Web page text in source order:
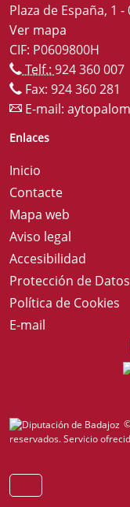
Plaza de España, 1
Ver mapa
CIF: P0609800H
Telf.: 924 360 007
Fax: 924 360 281
E-mail:
Enlaces
Inicio
Contacte
Mapa web
Aviso legal
Accesibilidad
Protección de Datos
Política de Cookies
E-mail
reservados.Servicio